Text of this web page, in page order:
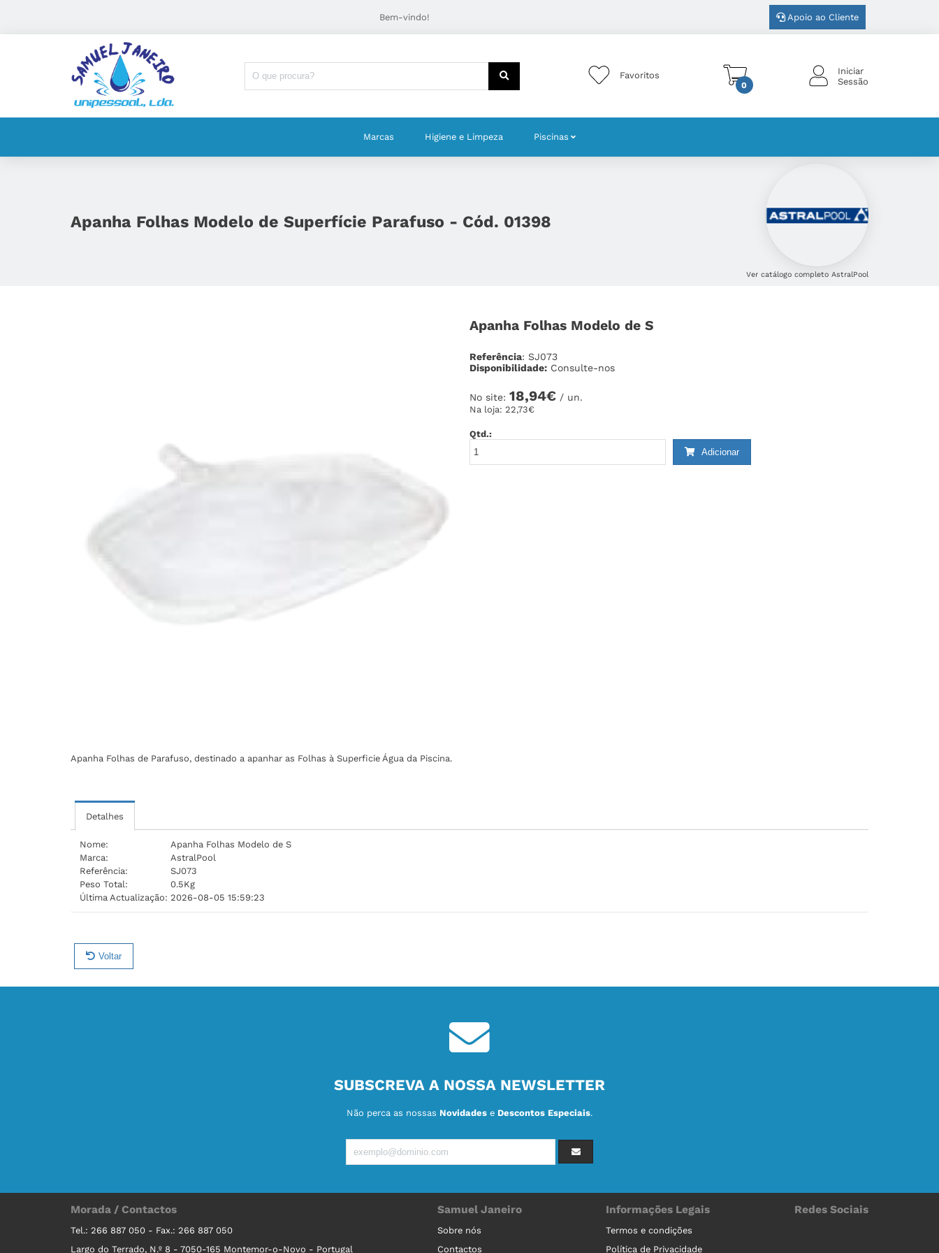
Bem-vindo! Apoio ao Cliente
Favoritos
0
Iniciar
Sessão
Marcas Higiene e Limpeza Piscinas
Apanha Folhas Modelo de Superfície Parafuso - Cód. 01398
Ver catálogo completo AstralPool
Apanha Folhas Modelo de S
Referência: SJ073
Disponibilidade: Consulte-nos
No site: 18,94€/ un.
Na loja: 22,73€
Qtd.:
Adicionar
Apanha Folhas de Parafuso, destinado a apanhar as Folhas à Superficie Água da Piscina.
Detalhes
Nome:
Apanha Folhas Modelo de S
Marca:
AstralPool
Referência:
SJ073
Peso Total:
0.5Kg
Última Actualização: 2026-08-05 15:59:23
Voltar
SUBSCREVA A NOSSA NEWSLETTER
Não perca as nossas Novidades e Descontos Especiais.
Morada / Contactos
Tel.: 266 887 050 - Fax.: 266 887 050
Largo do Terrado, N.º 8 - 7050-165 Montemor-o-Novo - Portugal
Samuel Janeiro
Sobre nós
Contactos
Informações Legais
Termos e condições
Política de Privacidade
Redes Sociais